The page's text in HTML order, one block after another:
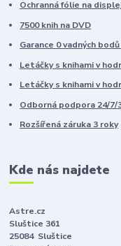
Ochranná fólie na
7500 knih na DVD
Garance 0 vadných
Letáčky s knihami v
Letáčky s knihami v
Odborná podpora 24/7/
Rozšířená záruka 3 roky
Kde nás najdete
Astre.cz
Sluštice 361
25084 Sluštice